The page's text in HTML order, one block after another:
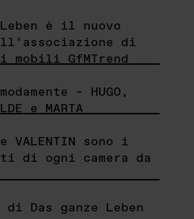
Leben è il nuovo
di
mobili GfMTrend
– HUGO,
e MARTA
e VALENTIN sono i
di ogni camera da
di Das ganze Leben